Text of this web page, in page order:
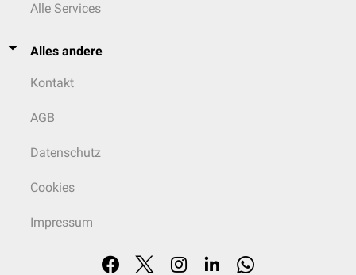
Alle Services
Alles andere
Kontakt
AGB
Datenschutz
Cookies
Impressum